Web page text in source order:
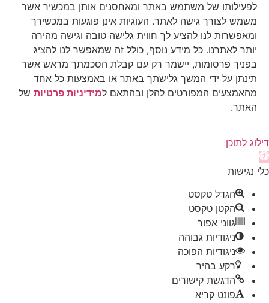
לפעילותו של משתמש באתר ומאחסנים אותן במכשיר אשר
משמש לצורך גישה לאתר. העוגיות אינן פוגעות במכשירך
ומאפשרות לנו להציע לך חווית גלישה טובה וגישה מהירה
יותר לאתרנו. כל מידע נוסף, כולל זה שמאפשר לנו להציג
בפניך פרסומות, יישמר רק עם קבלת הסכמתך מראש אשר
תינתן על ידי המשך גלישתך באתר או באמצעות כל אחד
מהאמצעים המפורטים להלן ובהתאם למידיניות פרטיות של
האתר.
דילוג לתוכן
פתח
סרגל
כלי נגישות
הגדל טקסט
הקטן טקסט
גווני אפור
ניגודיות גבוהה
ניגודיות הפוכה
רקע בהיר
הדגשת קישורים
פונט קריא